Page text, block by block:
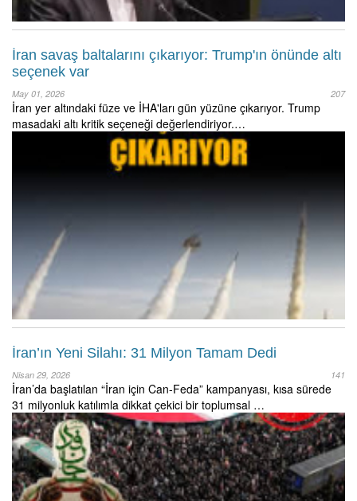
İran savaş baltalarını çıkarıyor: Trump'ın önünde altı
seçenek var
May 01, 2026 207
İran yer altındaki füze ve İHA'ları gün yüzüne çıkarıyor. Trump
masadaki altı kritik seçeneği değerlendiriyor.…
İran’ın Yeni Silahı: 31 Milyon Tamam Dedi
Nisan 29, 2026 141
İran’da başlatılan “İran için Can-Feda” kampanyası, kısa sürede
31 milyonluk katılımla dikkat çekici bir toplumsal …